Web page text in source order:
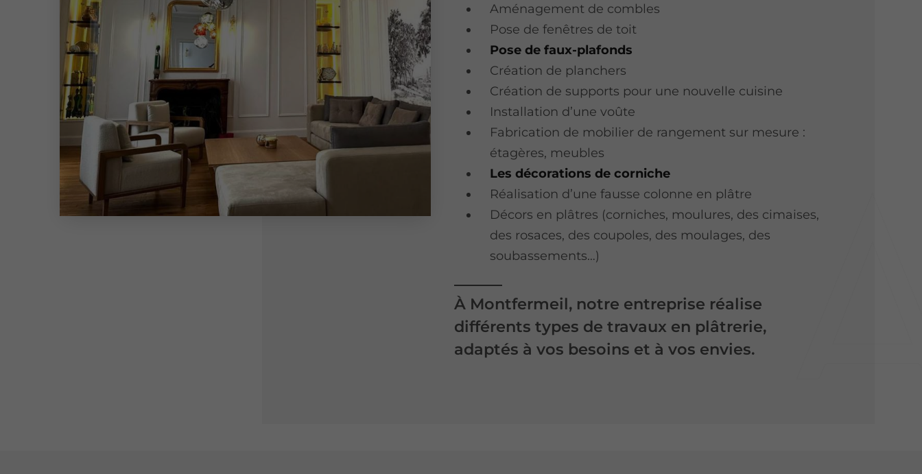
Aménagement de combles
Pose de fenêtres de toit
Pose de faux-plafonds
Création de planchers
Création de supports pour une nouvelle cuisine
Installation d’une voûte
Fabrication de mobilier de rangement sur mesure :
étagères, meubles
Les décorations de corniche
Réalisation d’une fausse colonne en plâtre
Décors en plâtres (corniches, moulures, des cimaises,
des rosaces, des coupoles, des moulages, des
soubassements…)
À Montfermeil, notre entreprise réalise
différents types de travaux en plâtrerie,
adaptés à vos besoins et à vos envies.